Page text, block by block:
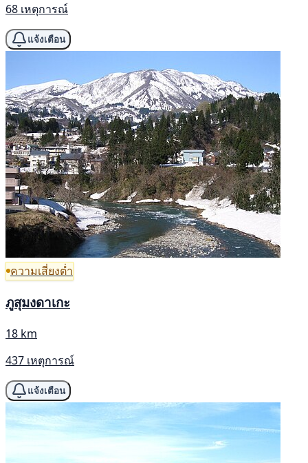
68 เหตุการณ์
แจ้งเตือน
ความเสี่ยงต่ำ
ภูสุมงดาเกะ
18 km
437 เหตุการณ์
แจ้งเตือน